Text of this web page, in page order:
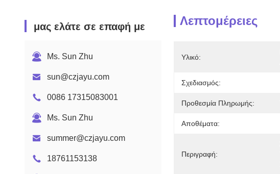
μας ελάτε σε επαφή με
Ms. Sun Zhu
sun@czjayu.com
0086 17315083001
Ms. Sun Zhu
summer@czjayu.com
18761153138
Λεπτομέρειες
Υλικό:
Σχεδιασμός:
Προθεσμία Πληρωμής:
Αποθέματα:
Περιγραφή: